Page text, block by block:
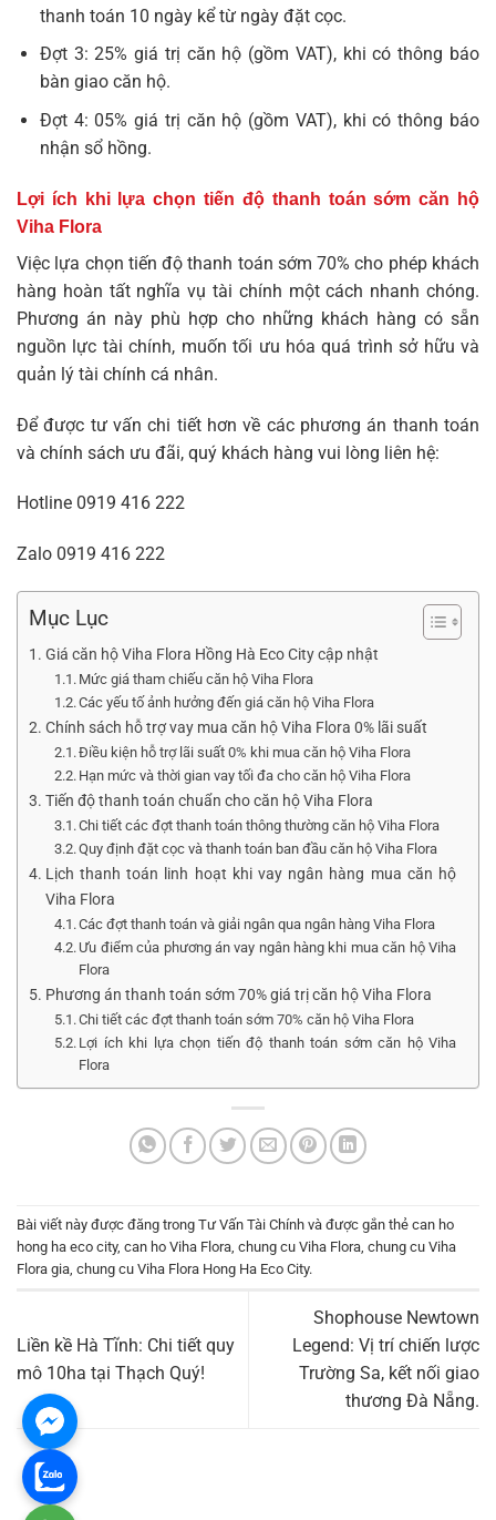
thanh toán 10 ngày kể từ ngày đặt cọc.
Đợt 3: 25% giá trị căn hộ (gồm VAT), khi có thông báo
bàn giao căn hộ.
Đợt 4: 05% giá trị căn hộ (gồm VAT), khi có thông báo
nhận sổ hồng.
Lợi ích khi lựa chọn tiến độ thanh toán sớm căn hộ
Viha Flora
Việc lựa chọn tiến độ thanh toán sớm 70% cho phép khách
hàng hoàn tất nghĩa vụ tài chính một cách nhanh chóng.
Phương án này phù hợp cho những khách hàng có sẵn
nguồn lực tài chính, muốn tối ưu hóa quá trình sở hữu và
quản lý tài chính cá nhân.
Để được tư vấn chi tiết hơn về các phương án thanh toán
và chính sách ưu đãi, quý khách hàng vui lòng liên hệ:
Hotline 0919 416 222
Zalo 0919 416 222
Mục Lục
Giá căn hộ Viha Flora Hồng Hà Eco City cập nhật
Mức giá tham chiếu căn hộ Viha Flora
Các yếu tố ảnh hưởng đến giá căn hộ Viha Flora
Chính sách hỗ trợ vay mua căn hộ Viha Flora 0% lãi suất
Điều kiện hỗ trợ lãi suất 0% khi mua căn hộ Viha Flora
Hạn mức và thời gian vay tối đa cho căn hộ Viha Flora
Tiến độ thanh toán chuẩn cho căn hộ Viha Flora
Chi tiết các đợt thanh toán thông thường căn hộ Viha Flora
Quy định đặt cọc và thanh toán ban đầu căn hộ Viha Flora
Lịch thanh toán linh hoạt khi vay ngân hàng mua căn hộ
Viha Flora
Các đợt thanh toán và giải ngân qua ngân hàng Viha Flora
Ưu điểm của phương án vay ngân hàng khi mua căn hộ Viha
Flora
Phương án thanh toán sớm 70% giá trị căn hộ Viha Flora
Chi tiết các đợt thanh toán sớm 70% căn hộ Viha Flora
Lợi ích khi lựa chọn tiến độ thanh toán sớm căn hộ Viha
Flora
Bài viết này được đăng trong Tư Vấn Tài Chính và được gắn thẻ can ho
hong ha eco city, can ho Viha Flora chung cu Viha Flora chung cu Viha
Flora gia chung cu Viha Flora Hong Ha Eco City.
Liền kề Hà Tĩnh: Chi tiết quy
mô 10ha tại Thạch Quý!
Shophouse Newtown
Legend: Vị trí chiến lược
Trường Sa, kết nối giao
thương Đà Nẵng.